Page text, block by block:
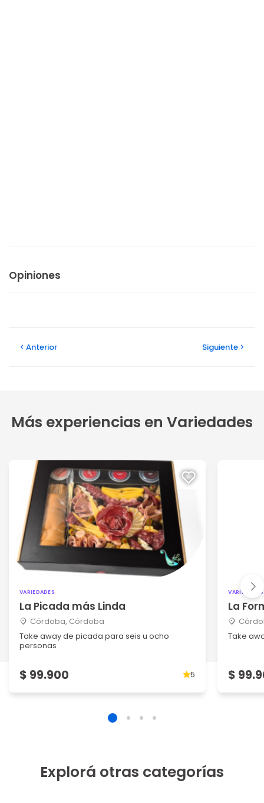
Opiniones
Anterior Siguiente
Más experiencias en Variedades
VARIEDADES
La Picada más Linda
Córdoba, Córdoba
Take away de picada para seis u ocho
personas
$ 99.900 5
VARIEDADES
La
Take
$
Explorá otras categorías